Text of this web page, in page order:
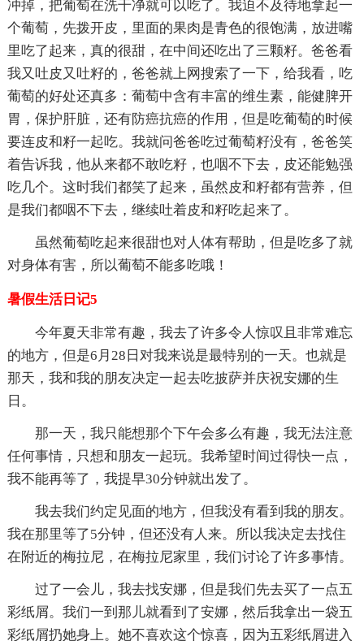
冲掉，把葡萄在洗干净就可以吃了。我迫不及待地拿起一
个葡萄，先拨开皮，里面的果肉是青色的很饱满，放进嘴
里吃了起来，真的很甜，在中间还吃出了三颗籽。爸爸看
我又吐皮又吐籽的，爸爸就上网搜索了一下，给我看，吃
葡萄的好处还真多：葡萄中含有丰富的维生素，能健脾开
胃，保护肝脏，还有防癌抗癌的作用，但是吃葡萄的时候
要连皮和籽一起吃。我就问爸爸吃过葡萄籽没有，爸爸笑
着告诉我，他从来都不敢吃籽，也咽不下去，皮还能勉强
吃几个。这时我们都笑了起来，虽然皮和籽都有营养，但
是我们都咽不下去，继续吐着皮和籽吃起来了。
虽然葡萄吃起来很甜也对人体有帮助，但是吃多了就
对身体有害，所以葡萄不能多吃哦！
暑假生活日记5
今年夏天非常有趣，我去了许多令人惊叹且非常难忘
的地方，但是6月28日对我来说是最特别的一天。也就是
那天，我和我的朋友决定一起去吃披萨并庆祝安娜的生
日。
那一天，我只能想那个下午会多么有趣，我无法注意
任何事情，只想和朋友一起玩。我希望时间过得快一点，
我不能再等了，我提早30分钟就出发了。
我去我们约定见面的地方，但我没有看到我的朋友。
我在那里等了5分钟，但还没有人来。所以我决定去找住
在附近的梅拉尼，在梅拉尼家里，我们讨论了许多事情。
过了一会儿，我去找安娜，但是我们先去买了一点五
彩纸屑。我们一到那儿就看到了安娜，然后我拿出一袋五
彩纸屑扔她身上。她不喜欢这个惊喜，因为五彩纸屑进入